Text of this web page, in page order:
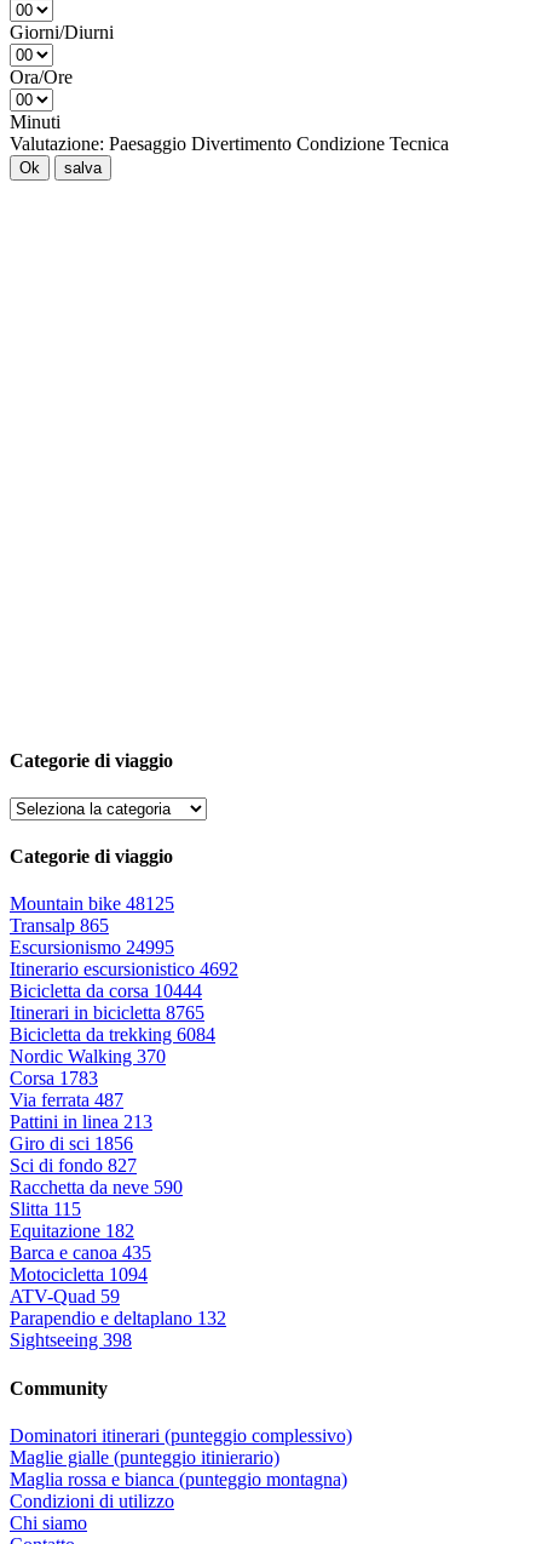
Giorni/Diurni
Ora/Ore
Minuti
Valutazione: Paesaggio Divertimento Condizione Tecnica
Ok salva
Categorie di viaggio
Categorie di viaggio
Mountain bike 48125
Transalp 865
Escursionismo 24995
Itinerario escursionistico 4692
Bicicletta da corsa 10444
Itinerari in bicicletta 8765
Bicicletta da trekking 6084
Nordic Walking 370
Corsa 1783
Via ferrata 487
Pattini in linea 213
Giro di sci 1856
Sci di fondo 827
Racchetta da neve 590
Slitta 115
Equitazione 182
Barca e canoa 435
Motocicletta 1094
ATV-Quad 59
Parapendio e deltaplano 132
Sightseeing 398
Community
Dominatori itinerari (punteggio complessivo)
Maglie gialle (punteggio itinierario)
Maglia rossa e bianca (punteggio montagna)
Condizioni di utilizzo
Chi siamo